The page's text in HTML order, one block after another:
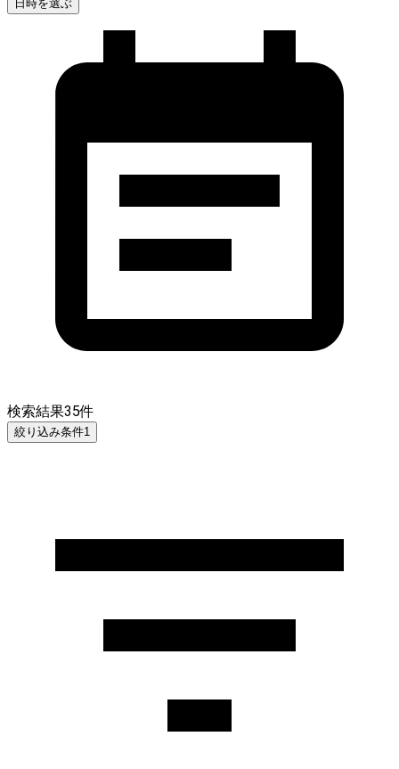
日時を選ぶ
検索結果35件
絞り込み条件1